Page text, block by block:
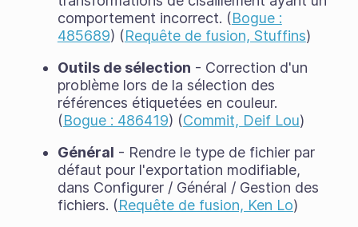
comportement incorrect. (Bogue :
485689) (Requête de fusion, Stuffins)
Outils de sélection - Correction d'un
problème lors de la sélection des
références étiquetées en couleur.
(Bogue : 486419) (Commit, Deif Lou)
Général - Rendre le type de fichier par
défaut pour l'exportation modifiable,
dans Configurer / Général / Gestion des
fichiers. (Requête de fusion, Ken Lo)